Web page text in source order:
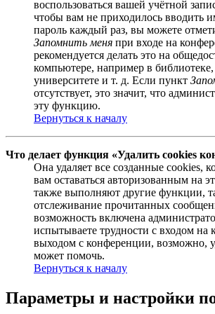
воспользоваться вашей учётной
чтобы вам не приходилось вводить
пароль каждый раз, вы можете
Запомнить меня при входе на
рекомендуется делать это на
компьютере, например в
университете и т. д. Если пункт
отсутствует, это значит, что
эту функцию.
Вернуться к началу
Что делает функция «Удалить cookies
Она удаляет все созданные cookies,
вам оставаться авторизованным на
также выполняют другие функции,
отслеживание прочитанных
возможность включена
испытываете трудности с входом
выходом с конференции, возможно,
может помочь.
Вернуться к началу
Параметры и настройки